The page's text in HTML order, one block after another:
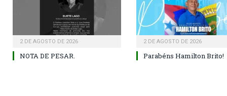
2 DE AGOSTO DE 2026
NOTA DE PESAR.
2 DE AGOSTO DE 2026
Parabéns Hamilton Brito!